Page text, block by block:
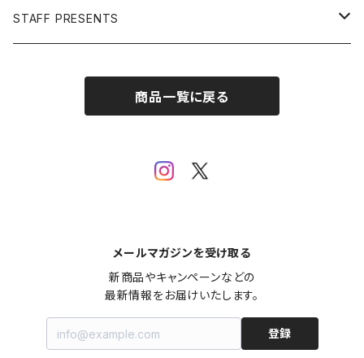
BATMAN
STAFF PRESENTS
商品一覧に戻る
メールマガジンを受け取る
新商品やキャンペーンなどの
最新情報をお届けいたします。
登録